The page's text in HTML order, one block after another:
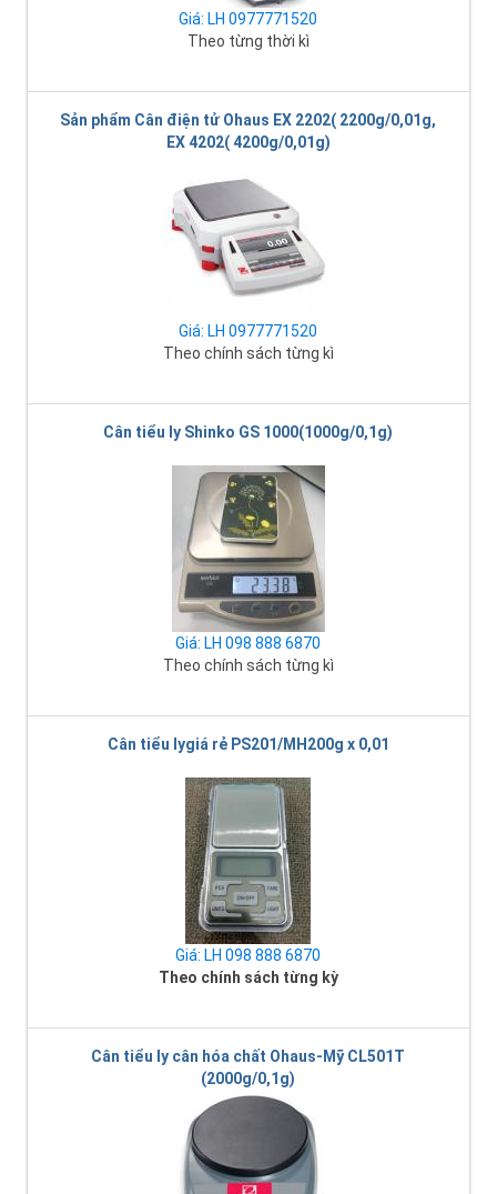
Giá: LH 0977771520
Theo từng thời kì
Sản phẩm Cân điện tử Ohaus EX 2202( 2200g/0,01g,
EX 4202( 4200g/0,01g)
Giá: LH 0977771520
Theo chính sách từng kì
Cân tiểu ly Shinko GS 1000(1000g/0,1g)
Giá: LH 098 888 6870
Theo chính sách từng kì
Cân tiểu lygiá rẻ PS201/MH200g x 0,01
Giá: LH 098 888 6870
Theo chính sách từng kỳ
Cân tiểu ly cân hóa chất Ohaus-Mỹ CL501T
(2000g/0,1g)